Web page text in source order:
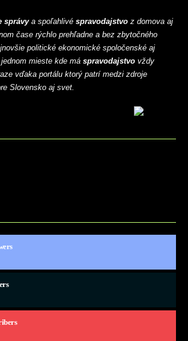
správya spoľahlivé spravodajstvo z domova aj
čase rýchlo prehľadne a bez zbytočného
politické ekonomické spoločenské aj
mieste kde má spravodajstvo vždy
vďaka portálu ktorý patrí medzi zdroje
Slovensko aj svet.